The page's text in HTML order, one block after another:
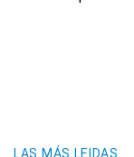
LAS MÁS LEIDAS